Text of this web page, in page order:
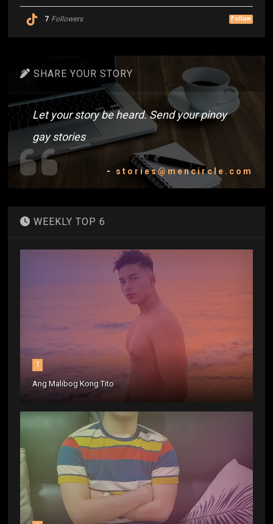
7 Followers Follow
SHARE YOUR STORY
Let your story be heard. Send your pinoy
gay stories
- stories@mencircle.com
WEEKLY TOP 6
1
Ang Malibog Kong Tito